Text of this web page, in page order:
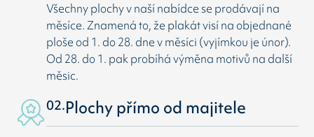
Všechny plochy v naší nabídce se prodávají na
měsíce. Znamená to, že plakát visí na objednané
ploše od 1. do 28. dne v měsíci (vyjímkou je únor).
Od 28. do 1. pak probíhá výměna motivů na další
měsic.
02.Plochy přímo od majitele